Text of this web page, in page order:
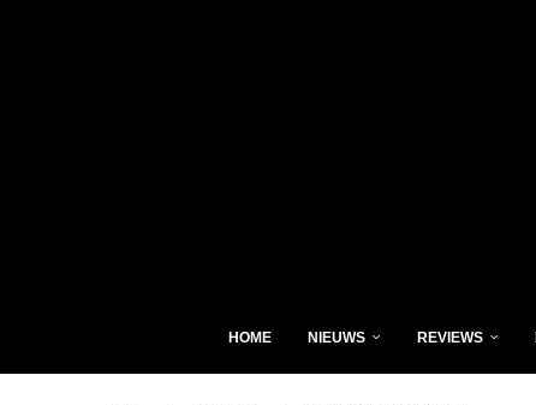
HOME NIEUWS REVIEWS